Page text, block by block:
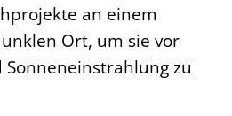
an einem
Ort, um sie vor
zu